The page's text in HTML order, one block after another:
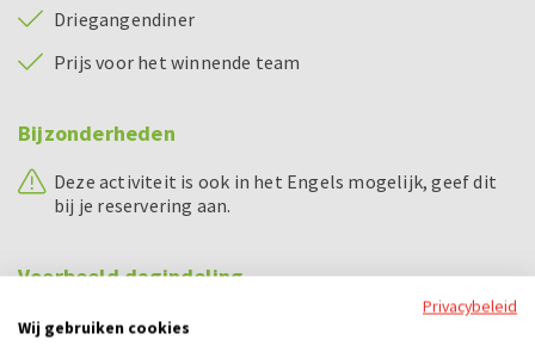
Driegangendiner
Prijs voor het winnende team
Bijzonderheden
Deze activiteit is ook in het Engels mogelijk, geef dit
bij je reservering aan.
Voorbeeld dagindeling
Tijd
Privacybeleid
Wij gebruiken cookies